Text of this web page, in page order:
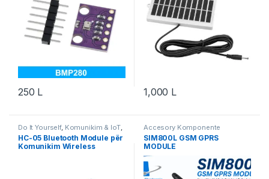
250 L 1,000 L
Do It Yourself, Komunikim & IoT,
Projekte & Starter Kit, Robotika
HC-05 Bluetooth Module për
Komunikim Wireless
Accesory Komponente
Elektronik Do It Yourself
Komponente Elektronik
Komunikim & IoT
SIM800L GSM GPRS
MODULE